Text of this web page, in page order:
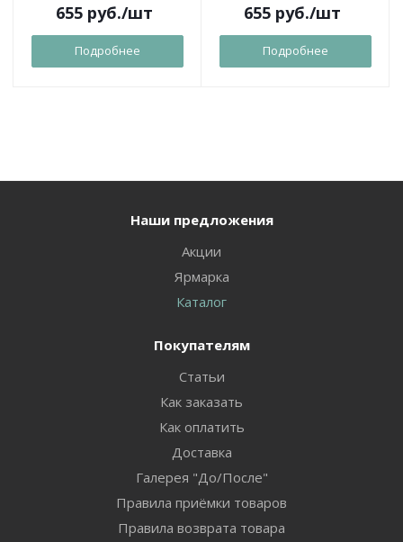
655 руб./шт
Подробнее
655 руб./шт
Подробнее
Наши предложения
Акции
Ярмарка
Каталог
Покупателям
Статьи
Как заказать
Как оплатить
Доставка
Галерея "До/После"
Правила приёмки товаров
Правила возврата товара